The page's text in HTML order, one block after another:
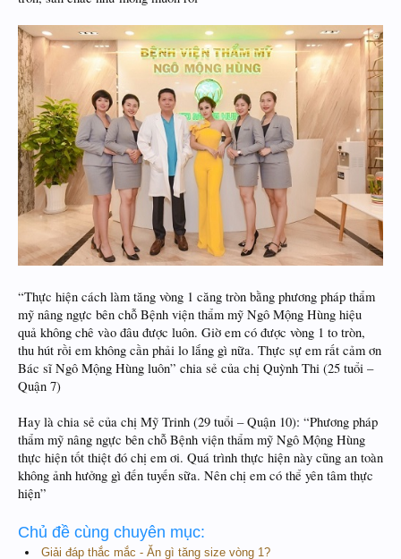
“Thực hiện cách làm tăng vòng 1 căng tròn bằng phương pháp thẩm
mỹ nâng ngực bên chỗ Bệnh viện thẩm mỹ Ngô Mộng Hùng hiệu
quả không chê vào đâu được luôn. Giờ em có được vòng 1 to tròn,
thu hút rồi em không cần phải lo lắng gì nữa. Thực sự em rất cảm ơn
Bác sĩ Ngô Mộng Hùng luôn” chia sẻ của chị Quỳnh Thi (25 tuổi –
Quận 7)
Hay là chia sẻ của chị Mỹ Trinh (29 tuổi – Quận 10): “Phương pháp
thẩm mỹ nâng ngực bên chỗ Bệnh viện thẩm mỹ Ngô Mộng Hùng
thực hiện tốt thiệt đó chị em ơi. Quá trình thực hiện này cũng an toàn
không ảnh hưởng gì đến tuyến sữa. Nên chị em có thể yên tâm thực
hiện”
Chủ đề cùng chuyên mục:
Giải đáp thắc mắc - Ăn gì tăng size vòng 1?